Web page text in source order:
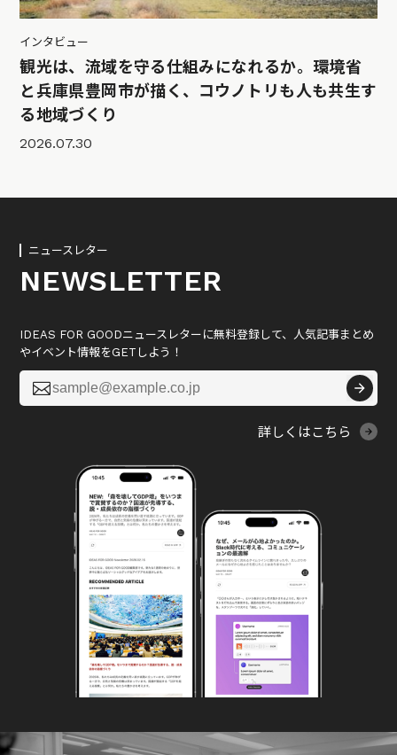
インタビュー
観光は、流域を守る仕組みになれるか。環境省
と兵庫県豊岡市が描く、コウノトリも人も共生す
る地域づくり
2026.07.30
ニュースレター
NEWSLETTER
IDEAS FOR GOODニュースレターに無料登録して、人気記事まとめ
やイベント情報をGETしよう！

詳しくはこちら